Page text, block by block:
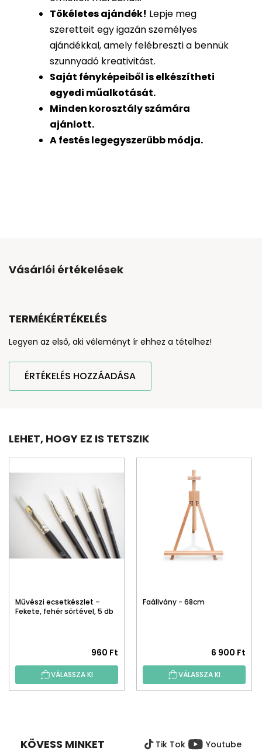
Tökéletes ajándék! Lepje meg
szeretteit egy igazán személyes
ajándékkal, amely felébreszti a bennük
szunnyadó kreativitást.
Saját fényképeiből iselkészítheti
egyedi műalkotását.
Minden korosztály számára
ajánlott.
A festés legegyszerűbb módja.
Vásárlói értékelések
TERMÉKÉRTÉKELÉS
Legyen az első, aki véleményt ír ehhez a tételhez!
ÉRTÉKELÉS HOZZÁADÁSA
LEHET, HOGY EZ IS TETSZIK
Művészi ecsetkészlet –
Fekete, fehér sörtével, 5 db
960 Ft
VÁLASSZA KI
Faállvány - 68cm
6 900 Ft
VÁLASSZA KI
KÖVESS MINKET Tik Tok Youtube